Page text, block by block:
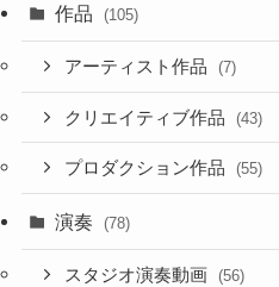
作品 (105)
アーティスト作品 (7)
クリエイティブ作品 (43)
プロダクション作品 (55)
演奏 (78)
スタジオ演奏動画 (56)